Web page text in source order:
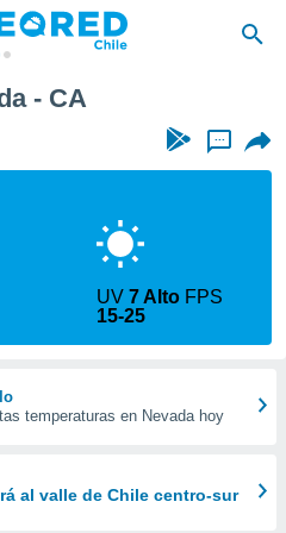
- CA
...
UV7 Alto FPS
15-25
temperaturas en Nevada hoy
al valle de Chile centro-sur